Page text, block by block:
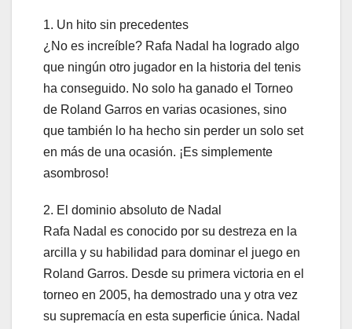
1. Un hito sin precedentes
¿No es increíble? Rafa Nadal ha logrado algo
que ningún otro jugador en la historia del tenis
ha conseguido. No solo ha ganado el Torneo
de Roland Garros en varias ocasiones, sino
que también lo ha hecho sin perder un solo set
en más de una ocasión. ¡Es simplemente
asombroso!
2. El dominio absoluto de Nadal
Rafa Nadal es conocido por su destreza en la
arcilla y su habilidad para dominar el juego en
Roland Garros. Desde su primera victoria en el
torneo en 2005, ha demostrado una y otra vez
su supremacía en esta superficie única. Nadal